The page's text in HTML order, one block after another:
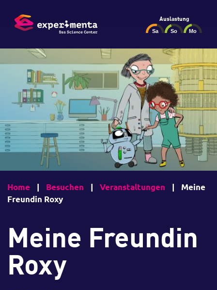
Auslastung
Home | Besuchen | Veranstaltungen |
Meine
Freundin Roxy
Meine Freundin
Roxy